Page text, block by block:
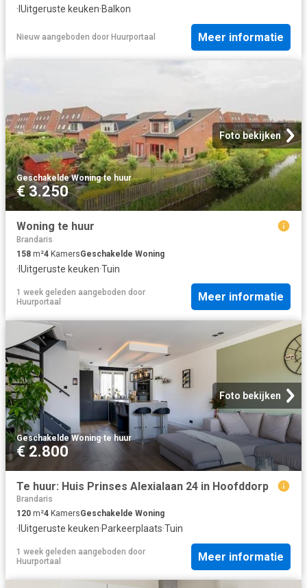
· IUitgeruste keuken·Balkon
Nieuw aangeboden door Huurportaal Meer informatie
Foto bekijken
Geschakelde Woning·te huur
€ 3.250
Woning te huur
Brandaris
158 m²4 KamersGeschakelde Woning
· IUitgeruste keuken·Tuin
1 week geleden aangeboden door
Huurportaal
Meer informatie
Foto bekijken
Geschakelde Woning·te huur
€ 2.800
Te huur: Huis Prinses Alexialaan 24 in Hoofddorp
Brandaris
120 m²4 KamersGeschakelde Woning
· IUitgeruste keuken·Parkeerplaats·Tuin
1 week geleden aangeboden door
Huurportaal
Meer informatie